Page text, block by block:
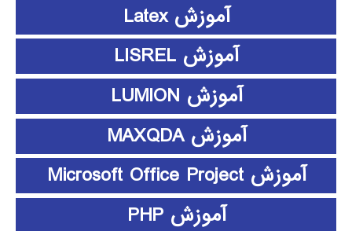
آموزش Latex
آموزش LISREL
آموزش LUMION
آموزش MAXQDA
آموزش Microsoft Office Project
آموزش PHP